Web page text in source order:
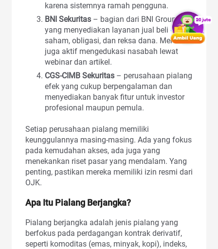
karena sistemnya ramah pengguna.
BNI Sekuritas – bagian dari BNI Group
yang menyediakan layanan jual beli
saham, obligasi, dan reksa dana. Mereka
juga aktif mengedukasi nasabah lewat
webinar dan artikel.
CGS-CIMB Sekuritas – perusahaan pialang
efek yang cukup berpengalaman dan
menyediakan banyak fitur untuk investor
profesional maupun pemula.
Setiap perusahaan pialang memiliki
keunggulannya masing-masing. Ada yang fokus
pada kemudahan akses, ada juga yang
menekankan riset pasar yang mendalam. Yang
penting, pastikan mereka memiliki izin resmi dari
OJK.
Apa Itu Pialang Berjangka?
Pialang berjangka adalah jenis pialang yang
berfokus pada perdagangan kontrak derivatif,
seperti komoditas (emas, minyak, kopi), indeks,